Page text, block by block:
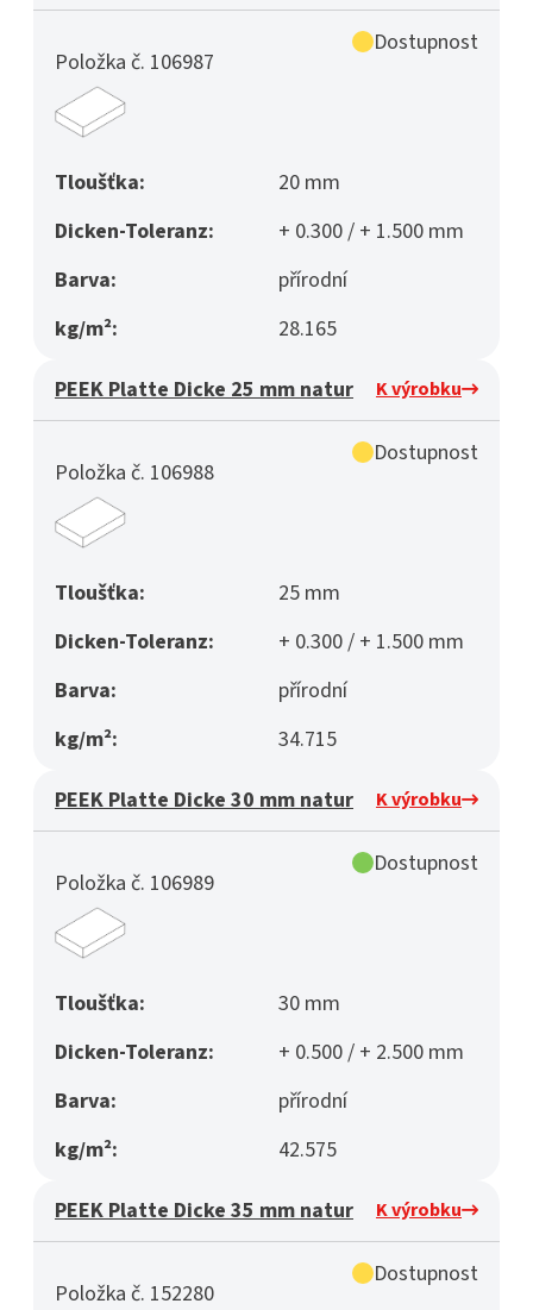
Položka č. 106987
Dostupnost
Tloušťka:
20 mm
Dicken-Toleranz:
+ 0.300 / + 1.500 mm
Barva:
přírodní
kg/m²:
28.165
PEEK Platte Dicke 25 mm natur K výrobku
Položka č. 106988
Dostupnost
Tloušťka:
25 mm
Dicken-Toleranz:
+ 0.300 / + 1.500 mm
Barva:
přírodní
kg/m²:
34.715
PEEK Platte Dicke 30 mm natur K výrobku
Položka č. 106989
Dostupnost
Tloušťka:
30 mm
Dicken-Toleranz:
+ 0.500 / + 2.500 mm
Barva:
přírodní
kg/m²:
42.575
PEEK Platte Dicke 35 mm natur K výrobku
Položka č. 152280
Dostupnost